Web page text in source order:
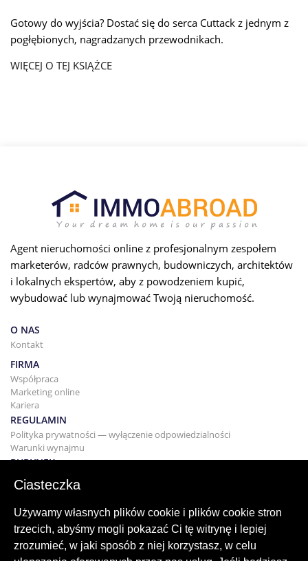
Gotowy do wyjścia? Dostać się do serca Cuttack z jednym z
pogłębionych, nagradzanych przewodnikach.
WIĘCEJ O TEJ KSIĄŻCE
Agent nieruchomości online z profesjonalnym zespołem
marketerów, radców prawnych, budowniczych, architektów
i lokalnych ekspertów, aby z powodzeniem kupić,
wybudować lub wynajmować Twoją nieruchomość.
O NAS
Kontakt
FIRMA
Współpraca
Marketing online
Kariera
REGULAMIN
Polityka prywatności — wyłączenie odpowiedzialności
Warunki wynajmu
BUDYNEK
Projektowanie
Kupowanie domu
Sprzedaż
Usługa wyszukiwania
Ciasteczka
Używamy własnych plików cookie i plików cookie stron
trzecich, abyśmy mogli pokazać Ci tę witrynę i lepiej
zrozumieć, w jaki sposób z niej korzystasz, w celu